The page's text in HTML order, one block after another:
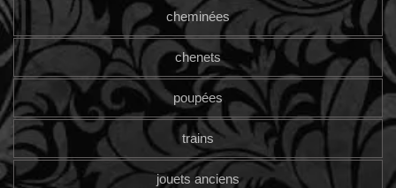
cheminées
chenets
poupées
trains
jouets anciens